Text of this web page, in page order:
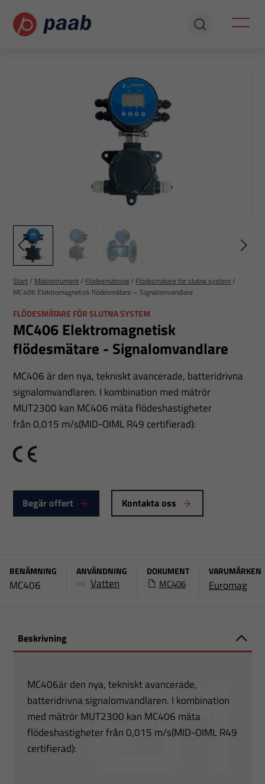
Start/ Mätinstrument/ Flödesmätning/ Flödesmätare för slutna system /
MC406 Elektromagnetisk flödesmätare – Signalomvandlare
FLÖDESMÄTARE FÖR SLUTNA SYSTEM
MC406 Elektromagnetisk
flödesmätare - Signalomvandlare
MC406 är den nya, tekniskt avancerade, batteridrivna
signalomvandlaren. I kombination med mätrör
MUT2300 kan MC406 mäta flödeshastigheter
från 0,015 m/s(MID-OIML R49 certifierad):
CE
Begär offert Kontakta oss
BENÄMNING
MC406
ANVÄNDNING
Vatten
DOKUMENT
MC406
VARUMÄRKEN
Euromag
Beskrivning
MC406är den nya, tekniskt avancerade,
batteridrivna signalomvandlaren. I kombination
med mätrör MUT2300 kan MC406 mäta
flödeshastigheter från 0,015 m/s(MID-OIML R49
certifierad):